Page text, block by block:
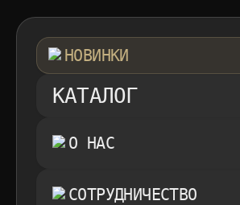
НОВИНКИ
КАТАЛОГ
О НАС
СОТРУДНИЧЕСТВО